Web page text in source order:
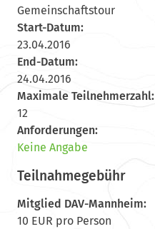
Gemeinschaftstour
Start-Datum:
23.04.2016
End-Datum:
24.04.2016
Maximale Teilnehmerzahl:
12
Anforderungen:
Keine Angabe
Teilnahmegebühr
Mitglied DAV-Mannheim:
10 EUR pro Person